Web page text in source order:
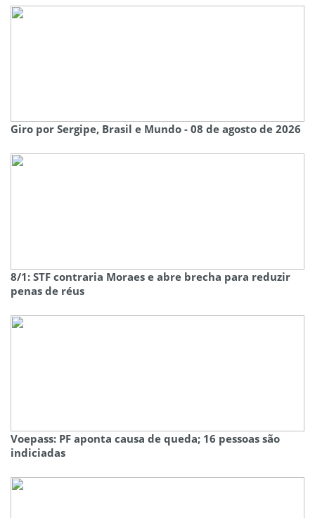
Giro por Sergipe, Brasil e Mundo - 08 de agosto de 2026
8/1: STF contraria Moraes e abre brecha para reduzir
penas de réus
Voepass: PF aponta causa de queda; 16 pessoas são
indiciadas